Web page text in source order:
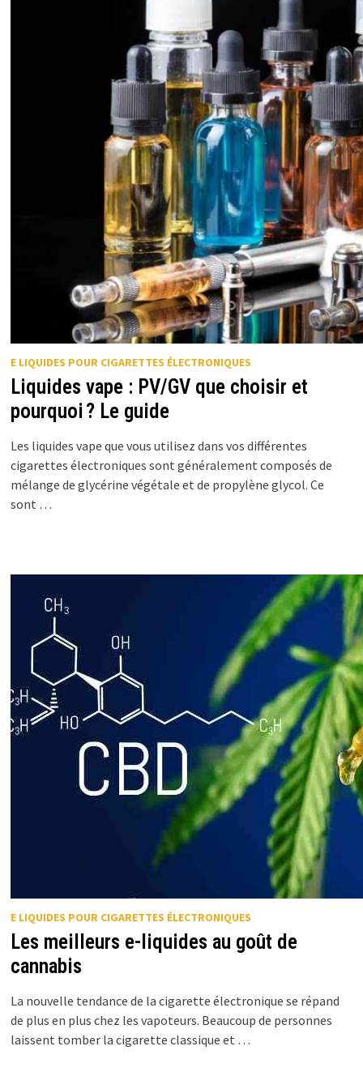
E LIQUIDES POUR CIGARETTES ÉLECTRONIQUES
Liquides vape : PV/GV que choisir et
pourquoi ? Le guide
Les liquides vape que vous utilisez dans vos différentes
cigarettes électroniques sont généralement composés de
mélange de glycérine végétale et de propylène glycol. Ce
sont …
E LIQUIDES POUR CIGARETTES ÉLECTRONIQUES
Les meilleurs e-liquides au goût de
cannabis
La nouvelle tendance de la cigarette électronique se répand
de plus en plus chez les vapoteurs. Beaucoup de personnes
laissent tomber la cigarette classique et …